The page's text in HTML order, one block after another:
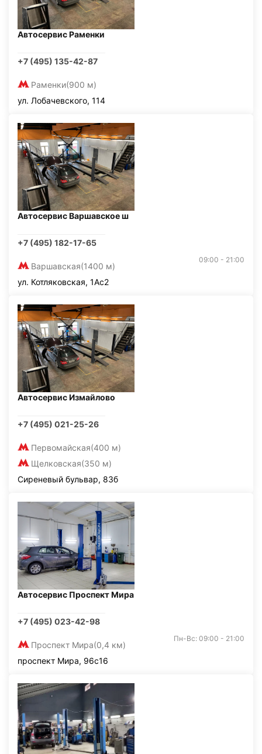
Автосервис Раменки
+7 (495) 135-42-87
Раменки(900 м)
ул. Лобачевского, 114
Автосервис Варшавское ш
+7 (495) 182-17-65
Варшавская(1400 м)
09:00 - 21:00
ул. Котляковская, 1Ас2
Автосервис Измайлово
+7 (495) 021-25-26
Первомайская(400 м)
Щелковская(350 м)
Сиреневый бульвар, 83б
Автосервис Проспект Мира
+7 (495) 023-42-98
Проспект Мира(0,4 км)
Пн-Вс: 09:00 - 21:00
проспект Мира, 96с16